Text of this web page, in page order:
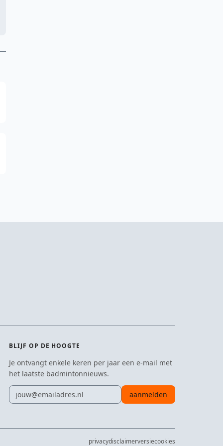
BLIJF OP DE HOOGTE
Je ontvangt enkele keren per jaar een e-mail met
het laatste badmintonnieuws.
E-mailadres
aanmelden
privacydisclaimerversiecookies